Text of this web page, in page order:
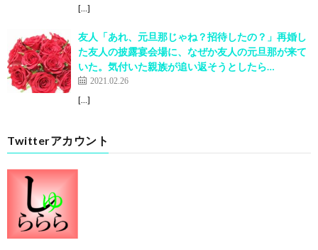
[…]
友人「あれ、元旦那じゃね？招待したの？」再婚し
た友人の披露宴会場に、なぜか友人の元旦那が来て
いた。気付いた親族が追い返そうとしたら…
2021.02.26
[…]
Twitterアカウント